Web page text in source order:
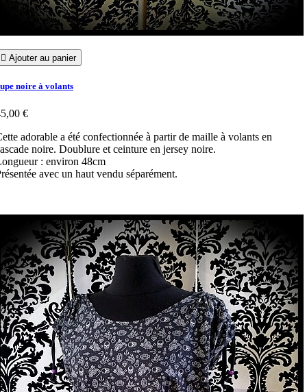
 Ajouter au panier
noire à volants
€
adorable a été confectionnée à partir de maille à volants en
noire. Doublure et ceinture en jersey noire.
: environ 48cm
avec un haut vendu séparément.